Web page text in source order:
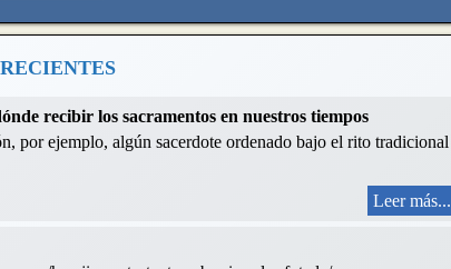
recibir los sacramentos en nuestros tiempos
por ejemplo, algún sacerdote ordenado bajo el rito tradicional
Leer más...